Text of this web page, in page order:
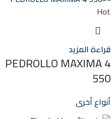
Hot
قراءة المزيد
PEDROLLO MAXIMA 4
550
أنواع أخرى